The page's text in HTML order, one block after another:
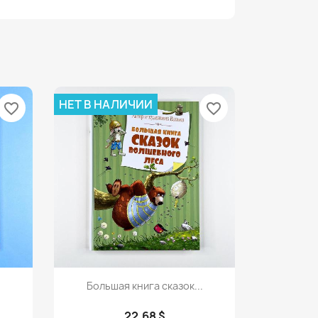
favorite_border
Просмотр
Большая книга сказок...
НЕТ В НАЛИЧИИ favorite_border